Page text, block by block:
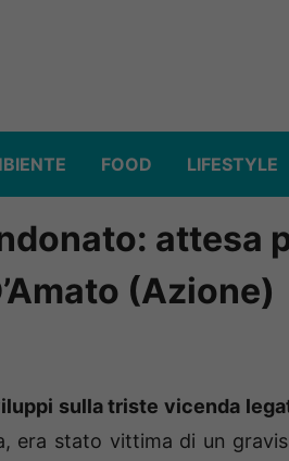
FOOD LIFESTYLE
attesa
(Azione)
sulla triste vicenda
era stato vittima di un